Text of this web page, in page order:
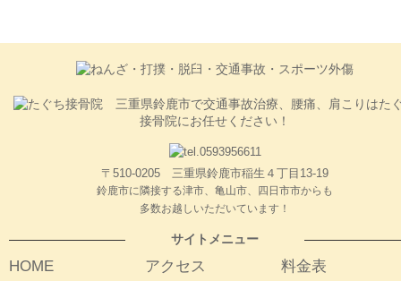
〒510-0205 三重県鈴鹿市稲生４丁目13-19
鈴鹿市に隣接する津市、亀山市、四日市市からも
多数お越しいただいています！
サイトメニュー
HOME アクセス
料金表